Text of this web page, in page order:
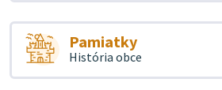
Pamiatky
História obce